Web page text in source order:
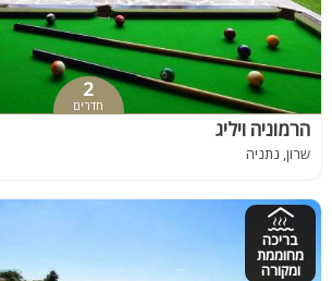
2
חדרים
הרמוניה ויליג
שרון, נתניה
בריכה
מחוממת
ומקורה